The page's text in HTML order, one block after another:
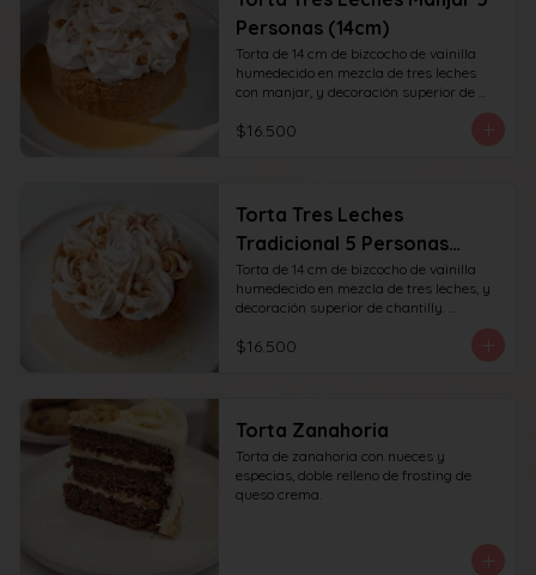
Personas (14cm)
Torta de 14 cm de bizcocho de vainilla
humedecido en mezcla de tres leches
con manjar, y decoración superior de
chantilly y manjar. recomendada para 6
personas.
$16.500
Torta Tres Leches
Tradicional 5 Personas
(14cm)
Torta de 14 cm de bizcocho de vainilla
humedecido en mezcla de tres leches, y
decoración superior de chantilly.
$16.500
Torta Zanahoria
Torta de zanahoria con nueces y
especias, doble relleno de frosting de
queso crema.